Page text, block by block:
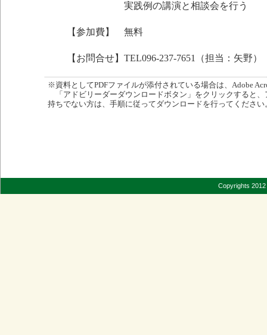
実践例の講演と相談会を行う
【参加費】 無料
【お問合せ】TEL096-237-7651（担当：矢野）
※資料としてPDFファイルが添付されている場合は、Adobe
「アドビリーダーダウンロードボタン」をクリックすると
持ちでない方は、手順に従ってダウンロードを行ってください
Copyrights